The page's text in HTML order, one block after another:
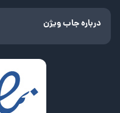
درباره جاب ویژن